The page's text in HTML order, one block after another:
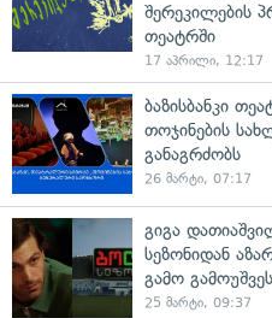
შერეკილების
თეატრში
17 აპრილი, 12:17
ბაზისბანკი
თოჯინების
განაგრძობს
26 მარტი, 07:17
გიგა
სეზონიდან
გამო გამოუშვეს
25 მარტი, 09:37